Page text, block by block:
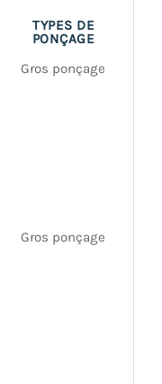
TYPES DE
PONÇAGE
Gros ponçage
Gros ponçage